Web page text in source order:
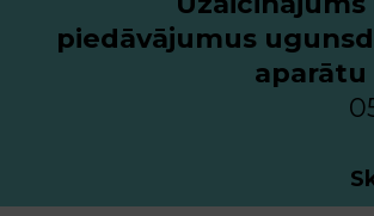
piedāvājumus
aparātu